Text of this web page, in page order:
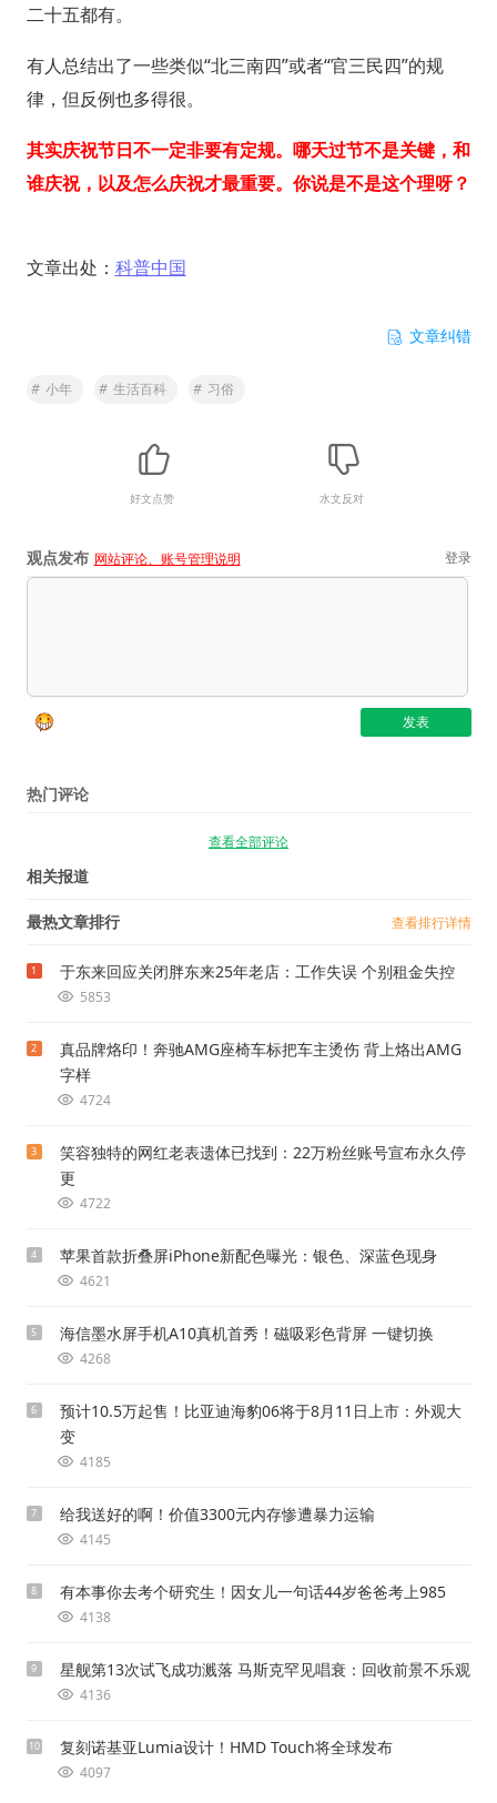
二十五都有。
有人总结出了一些类似“北三南四”或者“官三民四”的规
律，但反例也多得很。
其实庆祝节日不一定非要有定规。哪天过节不是关键，和
谁庆祝，以及怎么庆祝才最重要。你说是不是这个理呀？
文章出处： 科普中国
文章纠错
# 小年 # 生活百科 # 习俗
好文点赞 水文反对
观点发布 网站评论、账号管理说明 登录
热门评论
查看全部评论
相关报道
最热文章排行 查看排行详情
1 于东来回应关闭胖东来25年老店：工作失误 个别租金失控
5853
2
真品牌烙印！奔驰AMG座椅车标把车主烫伤 背上烙出AMG
字样
4724
3
笑容独特的网红老表遗体已找到：22万粉丝账号宣布永久停
更
4722
4 苹果首款折叠屏iPhone新配色曝光：银色、深蓝色现身
4621
5 海信墨水屏手机A10真机首秀！磁吸彩色背屏 一键切换
4268
6
预计10.5万起售！比亚迪海豹06将于8月11日上市：外观大
变
4185
7 给我送好的啊！价值3300元内存惨遭暴力运输
4145
8 有本事你去考个研究生！因女儿一句话44岁爸爸考上985
4138
9 星舰第13次试飞成功溅落 马斯克罕见唱衰：回收前景不乐观
4136
10 复刻诺基亚Lumia设计！HMD Touch将全球发布
4097